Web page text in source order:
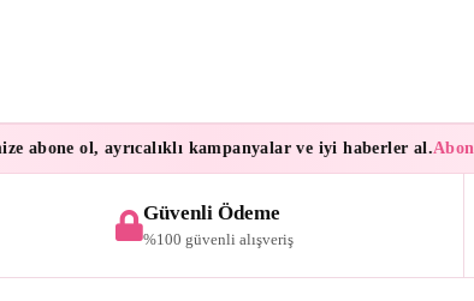
ol, ayrıcalıklı kampanyalar ve iyi haberler al.
Güvenli Ödeme
%100 güvenli alışveriş